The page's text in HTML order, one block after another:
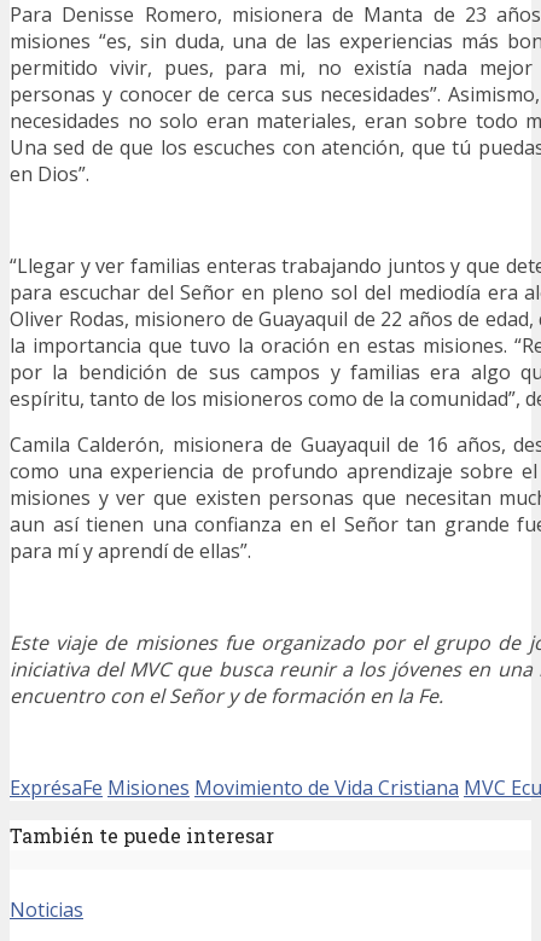
Para Denisse Romero, misionera de Manta de 23
misiones “es, sin duda, una de las experiencias más
permitido vivir, pues, para mi, no existía nada
personas y conocer de cerca sus necesidades”.
necesidades no solo eran materiales, eran sobre todo
Una sed de que los escuches con atención, que tú
en Dios”.
“Llegar y ver familias enteras trabajando juntos y que
para escuchar del Señor en pleno sol del mediodía era
Oliver Rodas, misionero de Guayaquil de 22 años de
la importancia que tuvo la oración en estas misiones.
por la bendición de sus campos y familias era algo
espíritu, tanto de los misioneros como de la comunidad”,
Camila Calderón, misionera de Guayaquil de 16 años,
como una experiencia de profundo aprendizaje sobre
misiones y ver que existen personas que necesitan
aun así tienen una confianza en el Señor tan grande
para mí y aprendí de ellas”.
Este viaje de misiones fue organizado por el grupo de
iniciativa del MVC que busca reunir a los jóvenes en
encuentro con el Señor y de formación en la Fe.
ExprésaFe Misiones Movimiento de Vida Cristiana MVC
También te puede interesar
Noticias